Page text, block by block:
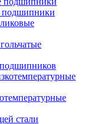
подшипники